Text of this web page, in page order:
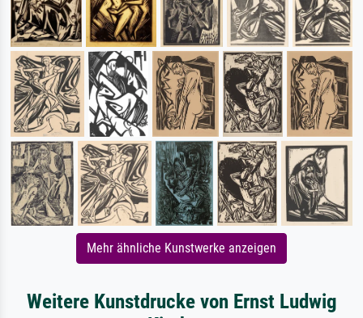
Mehr ähnliche Kunstwerke anzeigen
Weitere Kunstdrucke von Ernst Ludwig